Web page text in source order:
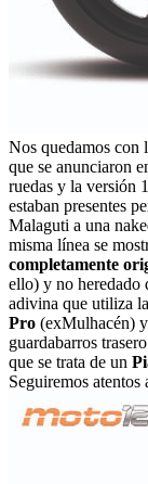
Nos quedamos con
que se anunciaron
ruedas y la versión
estaban presentes
Malaguti a una
misma línea se
completamente
ello) y no heredado
adivina que utiliza la
Pro (exMulhacén)
guardabarros
que se trata de un
Seguiremos atentos